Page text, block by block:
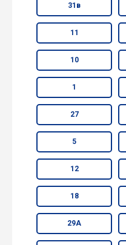
31в
11
10
1
27
5
12
18
29А